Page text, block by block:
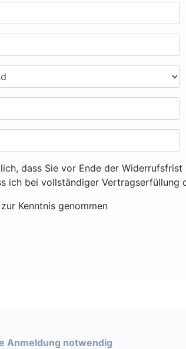
dass Sie vor Ende der
ich bei vollständiger Vertragserfüllung
zur Kenntnis genommen
Anmeldung notwendig